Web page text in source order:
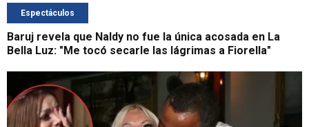
Espectáculos
Baruj revela que Naldy no fue la única acosada en La
Bella Luz: "Me tocó secarle las lágrimas a Fiorella"